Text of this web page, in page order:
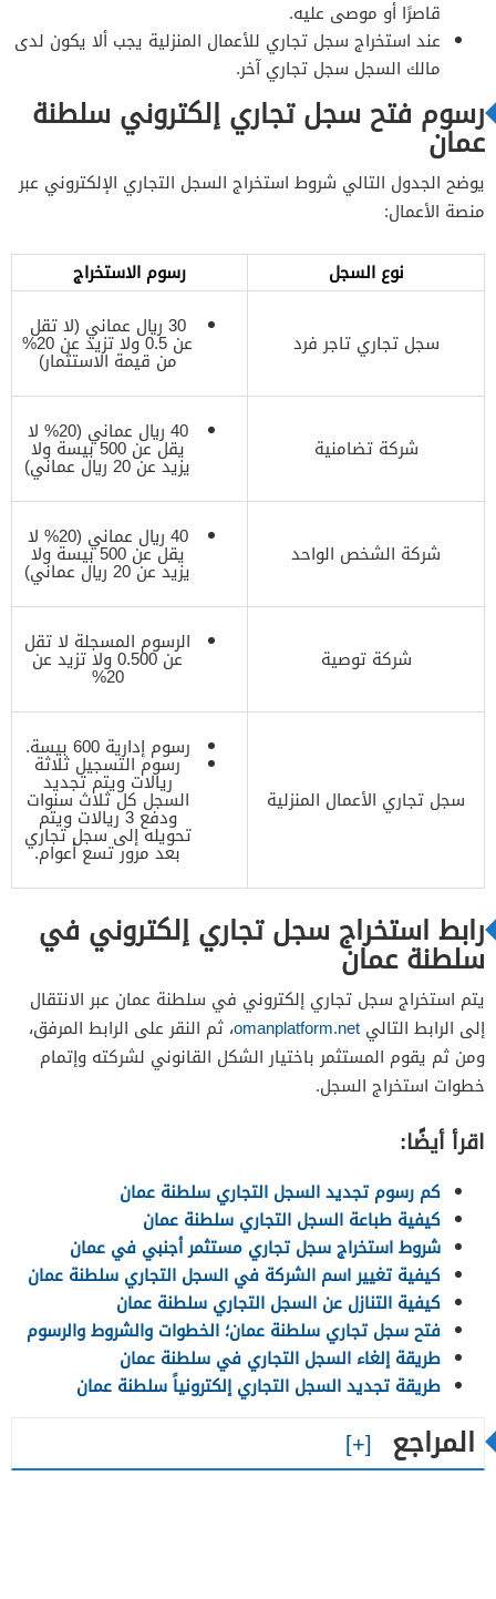
قاصرًا أو موصى عليه.
عند استخراج سجل تجاري للأعمال المنزلية يجب ألا يكون لدى
مالك السجل سجل تجاري آخر.
رسوم فتح سجل تجاري إلكتروني سلطنة
عمان
يوضح الجدول التالي شروط استخراج السجل التجاري الإلكتروني عبر
منصة الأعمال:
نوع السجل
رسوم الاستخراج
سجل تجاري تاجر فرد
30 ريال عماني (لا تقل
عن 0.5 ولا تزيد عن 20%
من قيمة الاستثمار)
شركة تضامنية
40 ريال عماني (20% لا
يقل عن 500 بيسة ولا
يزيد عن 20 ريال عماني)
شركة الشخص الواحد
40 ريال عماني (20% لا
يقل عن 500 بيسة ولا
يزيد عن 20 ريال عماني)
شركة توصية
الرسوم المسجلة لا تقل
عن 0.500 ولا تزيد عن
20%
سجل تجاري الأعمال المنزلية
رسوم إدارية 600 بيسة.
رسوم التسجيل ثلاثة
ريالات ويتم تجديد
السجل كل ثلاث سنوات
ودفع 3 ريالات ويتم
تحويله إلى سجل تجاري
بعد مرور تسع أعوام.
رابط استخراج سجل تجاري إلكتروني في
سلطنة عمان
يتم استخراج سجل تجاري إلكتروني في سلطنة عمان عبر الانتقال
إلى الرابط التالي omanplatform.net، ثم النقر على الرابط المرفق،
ومن ثم يقوم المستثمر باختيار الشكل القانوني لشركته وإتمام
خطوات استخراج السجل.
اقرأ أيضًا:
كم رسوم تجديد السجل التجاري سلطنة عمان
كيفية طباعة السجل التجاري سلطنة عمان
شروط استخراج سجل تجاري مستثمر أجنبي في عمان
كيفية تغيير اسم الشركة في السجل التجاري سلطنة عمان
كيفية التنازل عن السجل التجاري سلطنة عمان
فتح سجل تجاري سلطنة عمان؛ الخطوات والشروط والرسوم
طريقة إلغاء السجل التجاري في سلطنة عمان
طريقة تجديد السجل التجاري إلكترونياً سلطنة عمان
المراجع